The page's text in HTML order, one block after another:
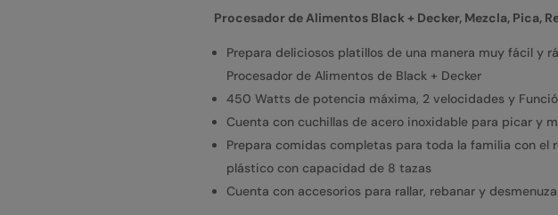
Procesador de Alimentos Black + Decker, Mezcla, Pica,
Prepara deliciosos platillos de una manera muy fácil y
Procesador de Alimentos de Black + Decker
450 Watts de potencia máxima, 2 velocidades y
Cuenta con cuchillas de acero inoxidable para picar y
Prepara comidas completas para toda la familia con el
plástico con capacidad de 8 tazas
Cuenta con accesorios para rallar, rebanar y